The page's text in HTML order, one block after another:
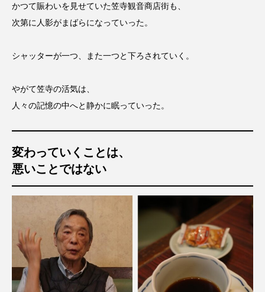
かつて賑わいを見せていた笠寺観音商店街も、
次第に人影がまばらになっていった。
シャッターが一つ、また一つと下ろされていく。
やがて笠寺の活気は、
人々の記憶の中へと静かに眠っていった。
変わっていくことは、
悪いことではない